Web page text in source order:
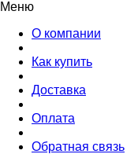
Меню
О компании
Как купить
Доставка
Оплата
Обратная связь